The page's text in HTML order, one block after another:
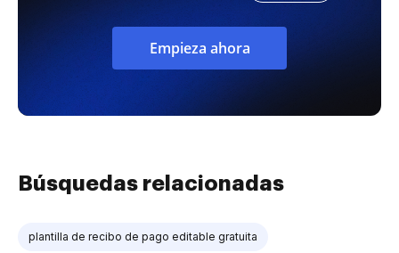
Empieza ahora
Búsquedas relacionadas
plantilla de recibo de pago editable gratuita